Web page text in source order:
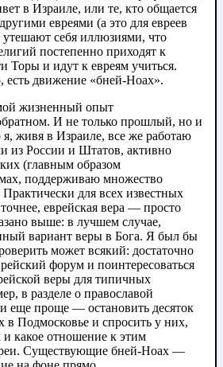
в Израиле, или те, кто общается
евреями (а это для евреев
утешают себя иллюзиями, что
постепенно приходят к
Торы и идут к евреям учиться.
есть движение «бней-Ноах».
жизненный опыт
И не только прошлый, но и
живя в Израиле, все же работаю
из России и Штатов, активно
(главным образом
поддерживаю множество
для всех известных
еврейская вера — просто
выше: в лучшем случае,
вариант веры в Бога. Я был бы
может всякий: достаточно
форум и поинтересоваться
веры для типичных
в разделе о православой
еще проще — остановить десяток
в Подмосковье и спросить у них,
какое отношение к этим
Существующие бней-Ноах —